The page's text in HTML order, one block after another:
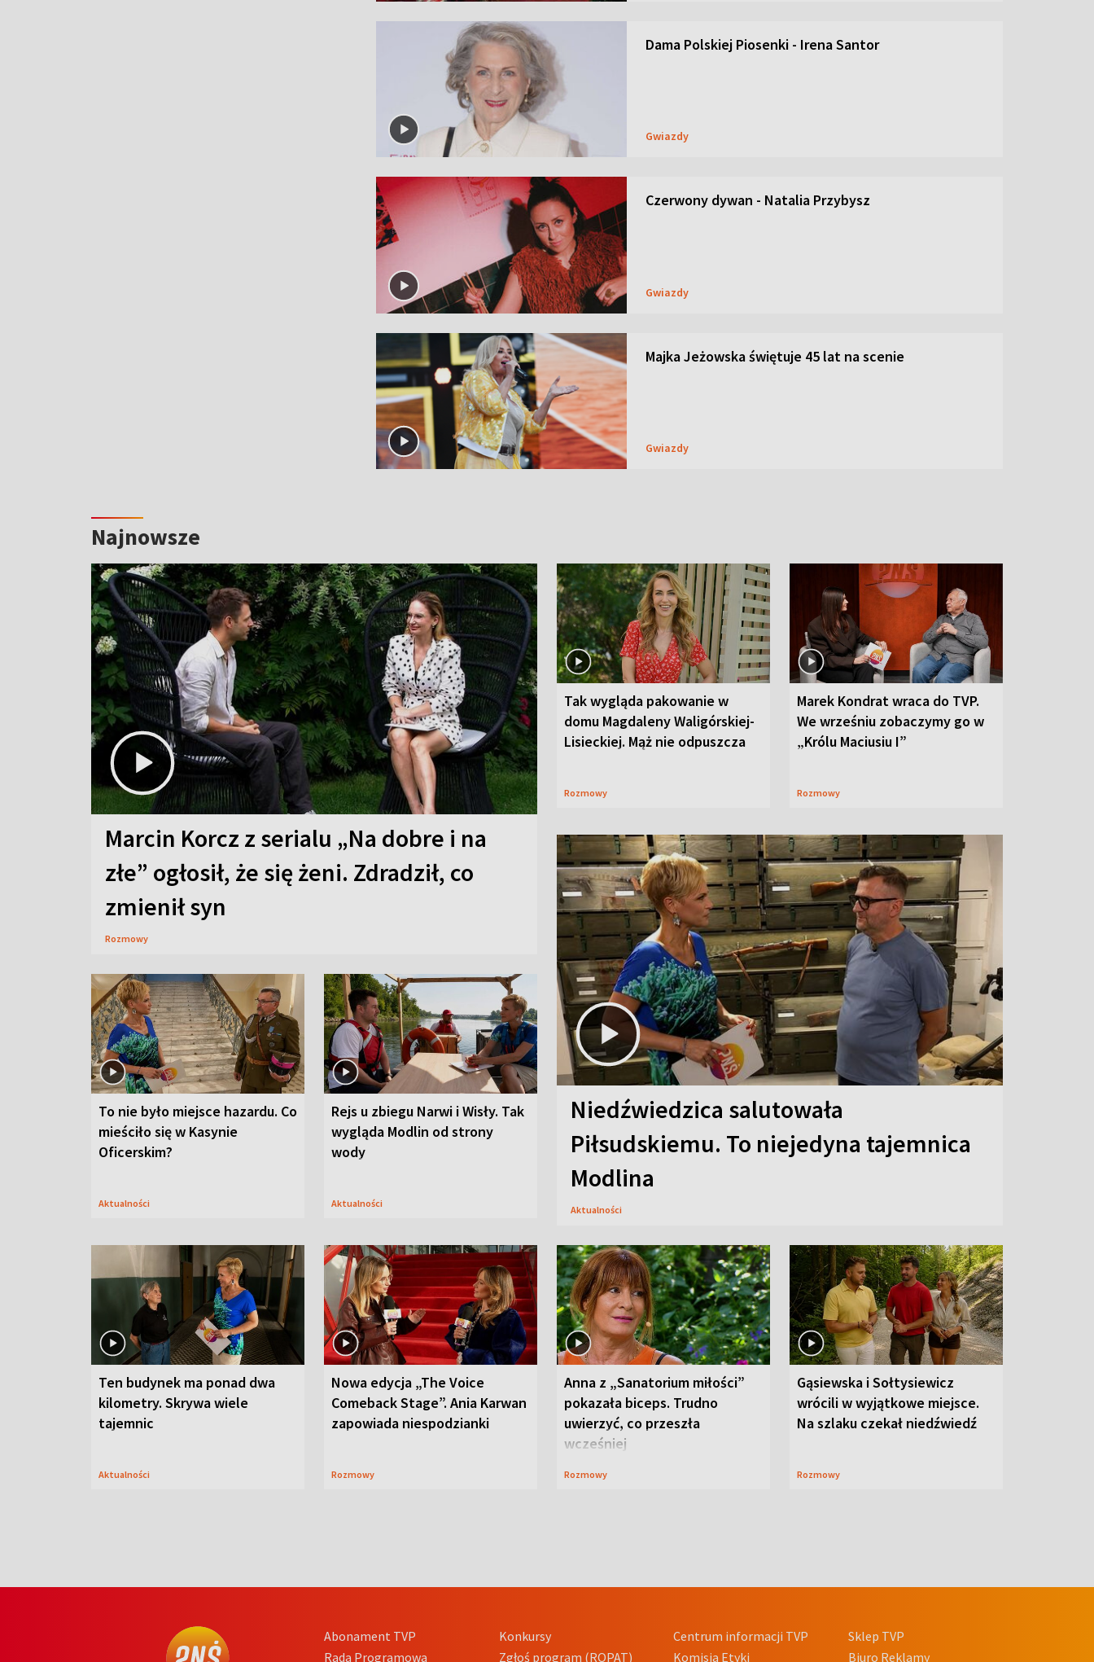
Dama Polskiej Piosenki - Irena Santor
Gwiazdy
Czerwony dywan - Natalia Przybysz
Gwiazdy
Majka Jeżowska świętuje 45 lat na scenie
Gwiazdy
Najnowsze
Marcin Korcz z serialu „Na dobre i na
złe” ogłosił, że się żeni. Zdradził, co
zmienił syn
Rozmowy
Tak wygląda pakowanie w
domu Magdaleny Waligórskiej-
Lisieckiej. Mąż nie odpuszcza
Rozmowy
Marek Kondrat wraca do TVP.
We wrześniu zobaczymy go w
„Królu Maciusiu I”
Rozmowy
To nie było miejsce hazardu. Co
mieściło się w Kasynie
Oficerskim?
Aktualności
Rejs u zbiegu Narwi i Wisły. Tak
wygląda Modlin od strony
wody
Aktualności
Niedźwiedzica salutowała
Piłsudskiemu. To niejedyna tajemnica
Modlina
Aktualności
Ten budynek ma ponad dwa
kilometry. Skrywa wiele
tajemnic
Aktualności
Nowa edycja „The Voice
Comeback Stage”. Ania Karwan
zapowiada niespodzianki
Rozmowy
Anna z „Sanatorium miłości”
pokazała biceps. Trudno
uwierzyć, co przeszła
wcześniej
Rozmowy
Gąsiewska i Sołtysiewicz
wrócili w wyjątkowe miejsce.
Na szlaku czekał niedźwiedź
Rozmowy
Abonament TVP
Rada Programowa
Konkursy
Zgłoś program (ROPAT)
Centrum informacji TVP
Komisja Etyki
Sklep TVP
Biuro Reklamy